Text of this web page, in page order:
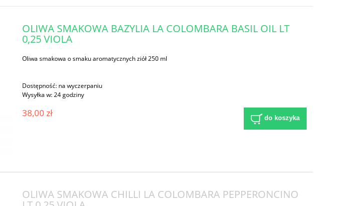
OLIWA SMAKOWA BAZYLIA LA COLOMBARA BASIL OIL LT
0,25 VIOLA
Oliwa smakowa o smaku aromatycznych ziół 250 ml
Dostępność: na wyczerpaniu
Wysyłka w:24 godziny
38,00 zł do koszyka
OLIWA SMAKOWA CHILLI LA COLOMBARA PEPPERONCINO